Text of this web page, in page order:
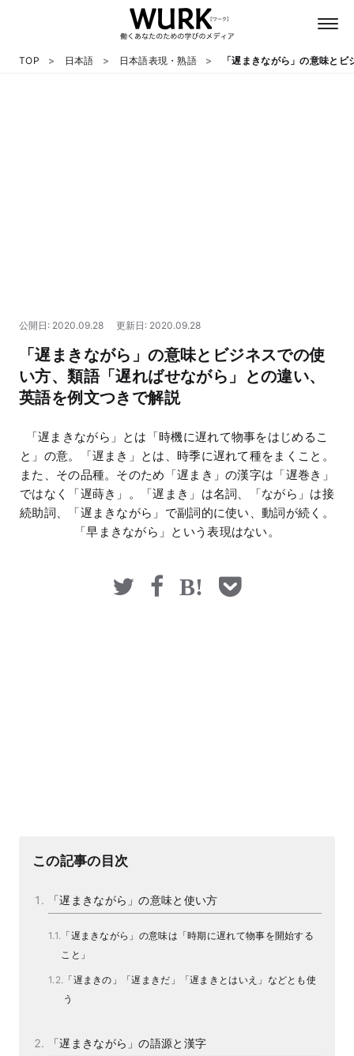
マネー
TOP 日本語 日本語表現・熟語 「遅まきながら」の意味と
公開日: 2020.09.28 更新日: 2020.09.28
「遅まきながら」の意味とビジネスでの使
い方、類語「遅ればせながら」との違い、
英語を例文つきで解説
「遅まきながら」とは「時機に遅れて物事をはじめるこ
と」の意。「遅まき」とは、時季に遅れて種をまくこと。
また、その品種。そのため「遅まき」の漢字は「遅巻き」
ではなく「遅蒔き」。「遅まき」は名詞、「ながら」は接
続助詞、「遅まきながら」で副詞的に使い、動詞が続く。
「早まきながら」という表現はない。
この記事の目次
「遅まきながら」の意味と使い方
「遅まきながら」の意味は「時期に遅れて物事を開始する
こと」
「遅まきの」「遅まきだ」「遅まきとはいえ」などとも使
う
「遅まきながら」の語源と漢字